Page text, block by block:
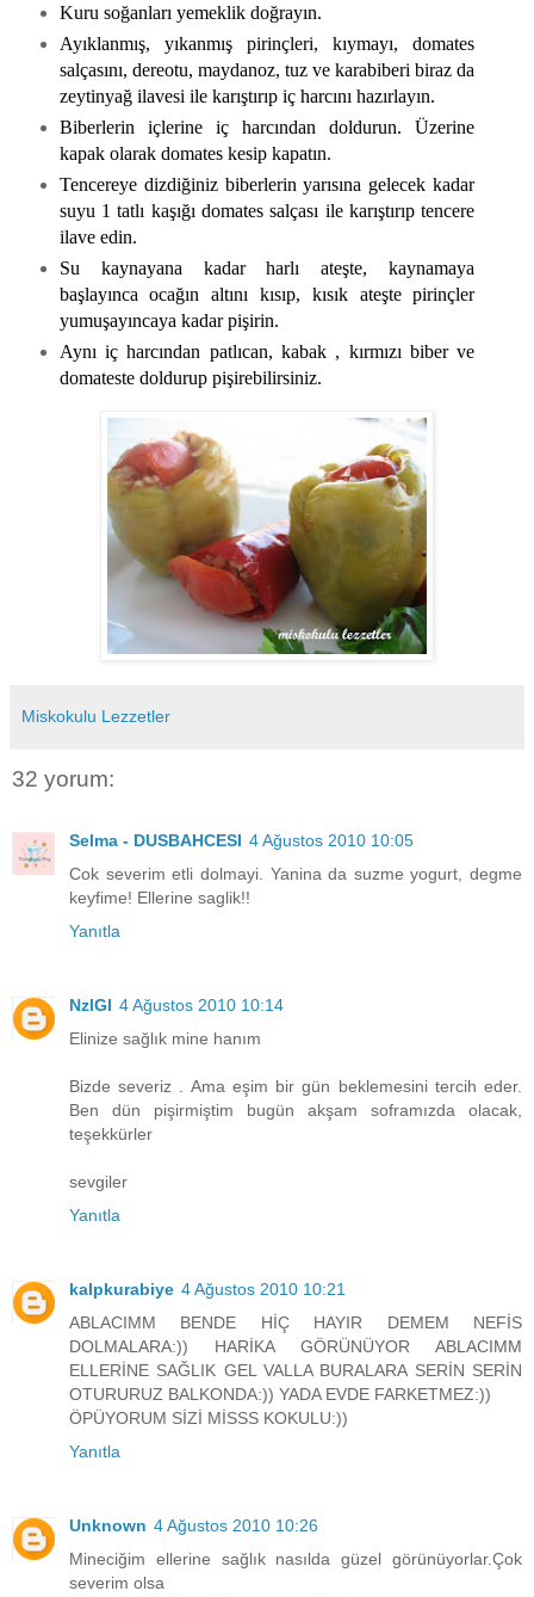
Kuru soğanları yemeklik doğrayın.
Ayıklanmış, yıkanmış pirinçleri, kıymayı, domates
salçasını, dereotu, maydanoz, tuz ve karabiberi biraz da
zeytinyağ ilavesi ile karıştırıp iç harcını hazırlayın.
Biberlerin içlerine iç harcından doldurun. Üzerine
kapak olarak domates kesip kapatın.
Tencereye dizdiğiniz biberlerin yarısına gelecek kadar
suyu 1 tatlı kaşığı domates salçası ile karıştırıp tencere
ilave edin.
Su kaynayana kadar harlı ateşte, kaynamaya
başlayınca ocağın altını kısıp, kısık ateşte pirinçler
yumuşayıncaya kadar pişirin.
Aynı iç harcından patlıcan, kabak , kırmızı biber ve
domateste doldurup pişirebilirsiniz.
Miskokulu Lezzetler
32 yorum:
Selma - DUSBAHCESI 4 Ağustos 2010 10:05
Cok severim etli dolmayi. Yanina da suzme yogurt, degme
keyfime! Ellerine saglik!!
Yanıtla
NzlGl 4 Ağustos 2010 10:14
Elinize sağlık mine hanım
Bizde severiz . Ama eşim bir gün beklemesini tercih eder.
Ben dün pişirmiştim bugün akşam soframızda olacak,
teşekkürler
sevgiler
Yanıtla
kalpkurabiye 4 Ağustos 2010 10:21
ABLACIMM BENDE HİÇ HAYIR DEMEM NEFİS
DOLMALARA:)) HARİKA GÖRÜNÜYOR ABLACIMM
ELLERİNE SAĞLIK GEL VALLA BURALARA SERİN SERİN
OTURURUZ BALKONDA:)) YADA EVDE FARKETMEZ:))
ÖPÜYORUM SİZİ MİSSS KOKULU:))
Yanıtla
Unknown 4 Ağustos 2010 10:26
Mineciğim ellerine sağlık nasılda güzel görünüyorlar.Çok
severim olsa